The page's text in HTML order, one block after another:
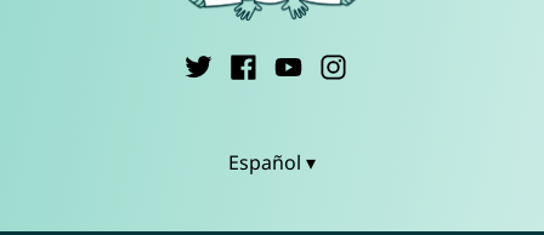
Español ▾